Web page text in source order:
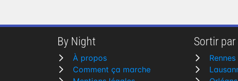
By Night
À propos
Comment ça marche
Sortir par
Rennes